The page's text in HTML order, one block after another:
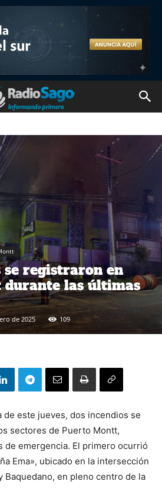
se registraron en
las últimas
de 2025 109
de este jueves, dos incendios se
sectores de Puerto Montt,
de emergencia. El primero ocurrió
Ema», ubicado en la intersección
Baquedano, en pleno centro de la